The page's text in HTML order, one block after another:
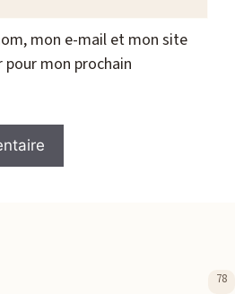
mon e-mail et mon site
mon prochain
78